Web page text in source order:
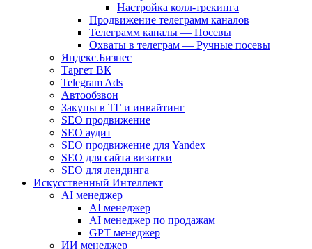
Настройка колл-трекинга
Продвижение телеграмм каналов
Телеграмм каналы — Посевы
Охваты в телеграм — Ручные посевы
Яндекс.Бизнес
Таргет ВК
Telegram Ads
Автообзвон
Закупы в ТГ и инвайтинг
SEO продвижение
SEO аудит
SEO продвижение для Yandex
SEO для сайта визитки
SEO для лендинга
Искусственный Интеллект
AI менеджер
AI менеджер
AI менеджер по продажам
GPT менеджер
ИИ менеджер